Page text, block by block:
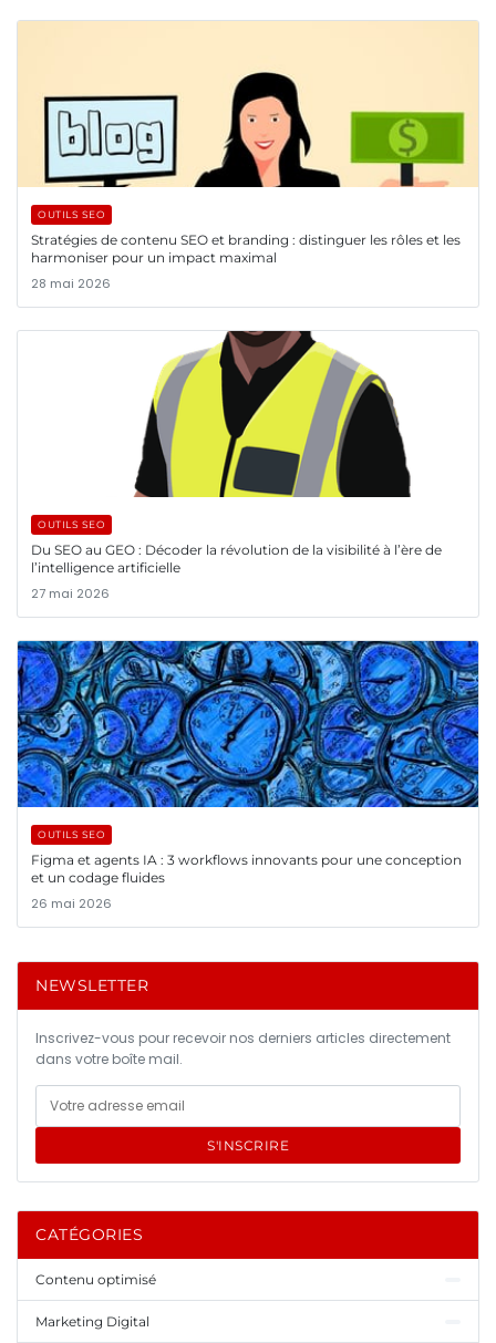
OUTILS SEO
Stratégies de contenu SEO et branding : distinguer les rôles et les
harmoniser pour un impact maximal
28 mai 2026
OUTILS SEO
Du SEO au GEO : Décoder la révolution de la visibilité à l’ère de
l’intelligence artificielle
27 mai 2026
OUTILS SEO
Figma et agents IA : 3 workflows innovants pour une conception
et un codage fluides
26 mai 2026
NEWSLETTER
Inscrivez-vous pour recevoir nos derniers articles directement
dans votre boîte mail.
S'INSCRIRE
CATÉGORIES
Contenu optimisé
Marketing Digital